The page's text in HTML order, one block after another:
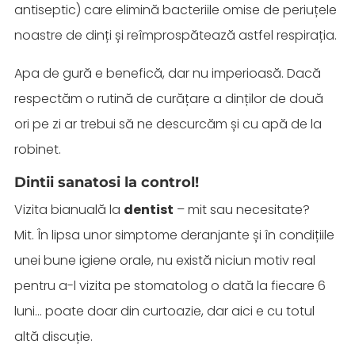
antiseptic) care elimină bacteriile omise de periuțele
noastre de dinți și reîmprospătează astfel respirația.
Apa de gură e benefică, dar nu imperioasă. Dacă
respectăm o rutină de curățare a dinților de două
ori pe zi ar trebui să ne descurcăm și cu apă de la
robinet.
Dintii sanatosi la control!
Vizita bianuală la dentist – mit sau necesitate?
Mit. În lipsa unor simptome deranjante și în condițiile
unei bune igiene orale, nu există niciun motiv real
pentru a-l vizita pe stomatolog o dată la fiecare 6
luni… poate doar din curtoazie, dar aici e cu totul
altă discuție.